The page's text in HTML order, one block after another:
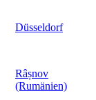
Düsseldorf
Râșnov
(Rumänien)